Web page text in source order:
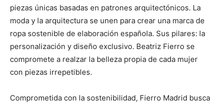
piezas únicas basadas en patrones arquitectónicos. La
moda y la arquitectura se unen para crear una marca de
ropa sostenible de elaboración española. Sus pilares: la
personalización y diseño exclusivo. Beatriz Fierro se
compromete a realzar la belleza propia de cada mujer
con piezas irrepetibles.
Comprometida con la sostenibilidad, Fierro Madrid busca